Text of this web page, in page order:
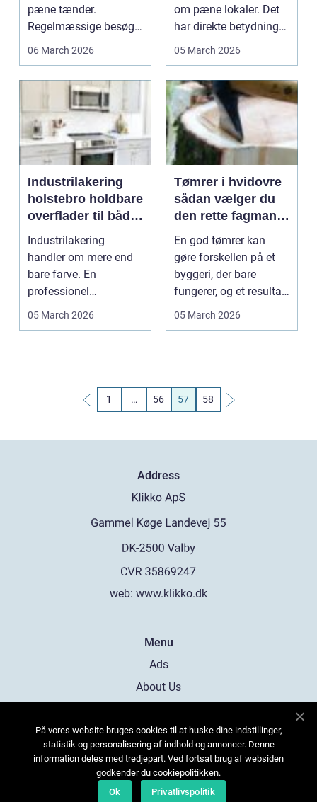
pæne tænder.
Regelmæssige besøg
hos ...
06 March 2026
om pæne lokaler. Det
har direkte betydning
for trivse...
05 March 2026
Industrilakering
holstebro holdbare
overflader til både
erhverv og private
Industrilakering
handler om mere end
bare farve. En
professionel
overfladebehandling
05 March 2026
Tømrer i hvidovre
sådan vælger du
den rette fagmand
til dit projekt
En god tømrer kan
gøre forskellen på et
byggeri, der bare
fungerer, og et resultat
du bliver glad fo...
05 March 2026
1 … 56 57 58
Address
web: www.klikko.dk
Menu
Ads
About Us
Contact
Sitemap
På vores website bruges cookies til at huske dine indstillinger,
statistik og personalisering af indhold og annoncer. Denne
information deles med tredjepart. Ved fortsat brug af websiden
godkender du cookiepolitikken.
Ok
Privatlivspolitik